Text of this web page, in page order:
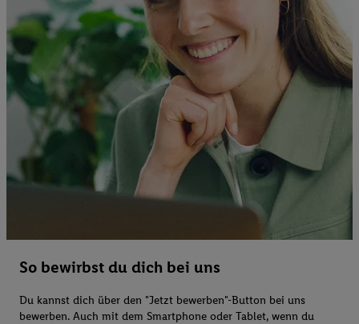
So bewirbst du dich bei uns
Du kannst dich über den "Jetzt bewerben"-Button bei uns
bewerben. Auch mit dem Smartphone oder Tablet, wenn du